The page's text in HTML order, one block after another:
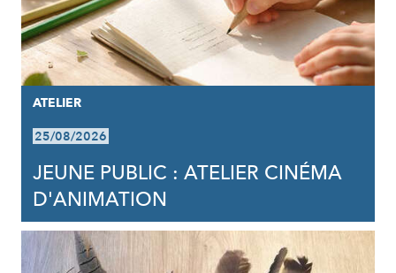
ATELIER
25/08/2026
JEUNE PUBLIC : ATELIER CINÉMA
D'ANIMATION